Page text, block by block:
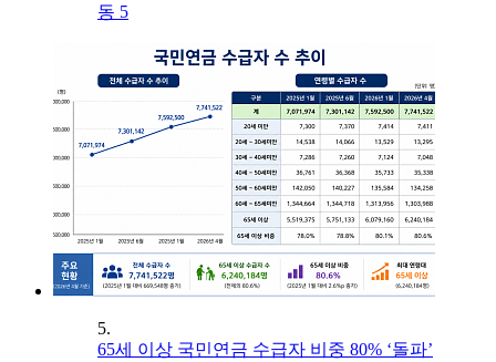
동 5
5.
65세 이상 국민연금 수급자 비중 80% ‘돌파’